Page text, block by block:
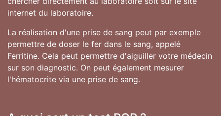
internet du laboratoire.
La réalisation d'une prise de sang peut par exemple
permettre de doser le fer dans le sang, appelé
Ferritine. Cela peut permettre d'aiguiller votre médecin
sur son diagnostic. On peut également mesurer
l'hématocrite via une prise de sang.